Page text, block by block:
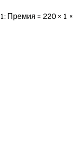
Премия = 220 × 1 ×